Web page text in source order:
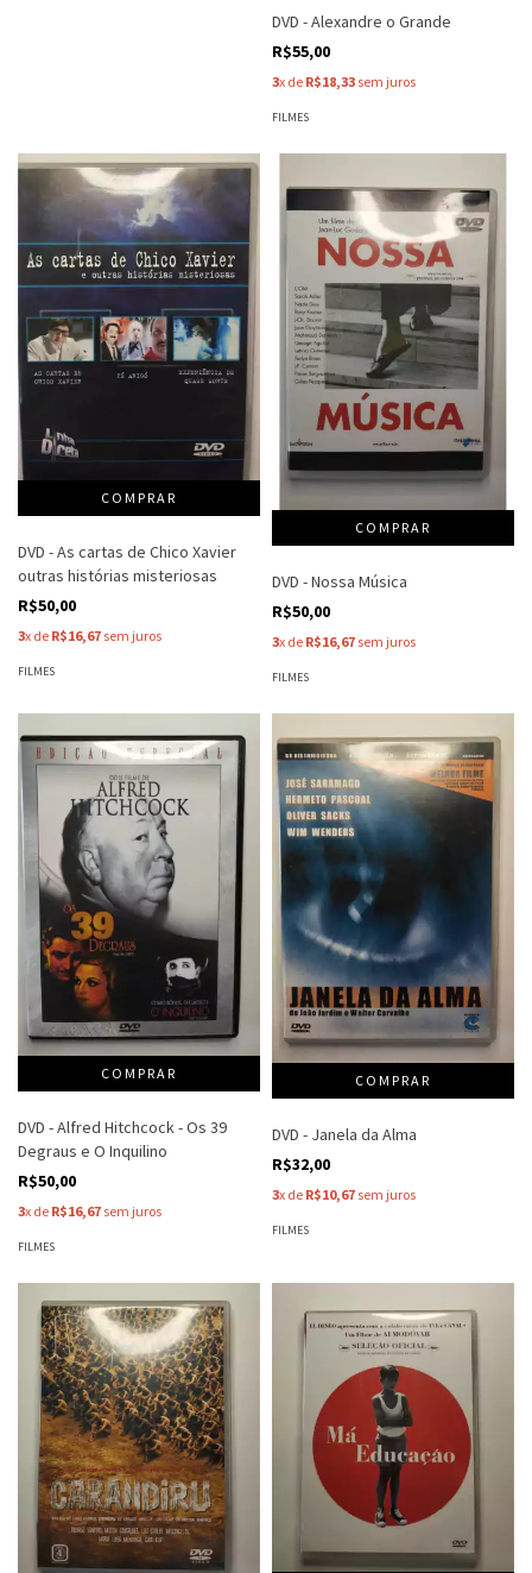
DVD - Alexandre o Grande
R$55,00
3x de R$18,33 sem juros
FILMES
DVD - As cartas de Chico Xavier
outras histórias misteriosas
R$50,00
3x de R$16,67 sem juros
FILMES
DVD - Nossa Música
R$50,00
3x de R$16,67 sem juros
FILMES
DVD - Alfred Hitchcock - Os 39
Degraus e O Inquilino
R$50,00
3x de R$16,67 sem juros
FILMES
DVD - Janela da Alma
R$32,00
3x de R$10,67 sem juros
FILMES